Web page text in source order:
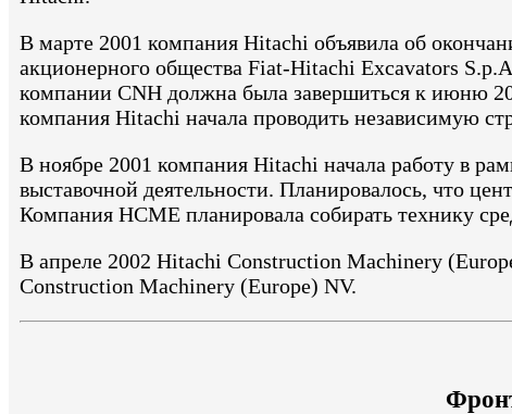
В марте 2001 компания Hitachi объявила об
акционерного общества Fiat-Hitachi Excavators
компании CNH должна была завершиться к июню
компания Hitachi начала проводить независимую
В ноябре 2001 компания Hitachi начала работу в
выставочной деятельности. Планировалось, что
Компания HCME планировала собирать технику
В апреле 2002 Hitachi Construction Machinery
Construction Machinery (Europe) NV.